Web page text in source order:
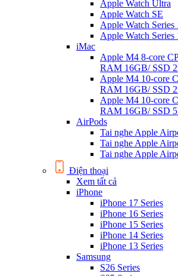
Apple Watch Ultra
Apple Watch SE
Apple Watch Series
Apple Watch Series
iMac
Apple M4 8-core
RAM 16GB/ SSD
Apple M4 10-core
RAM 16GB/ SSD
Apple M4 10-core
RAM 16GB/ SSD
AirPods
Tai nghe Apple
Tai nghe Apple
Tai nghe Apple
Điện thoại
Xem tất cả
iPhone
iPhone 17 Series
iPhone 16 Series
iPhone 15 Series
iPhone 14 Series
iPhone 13 Series
Samsung
S26 Series